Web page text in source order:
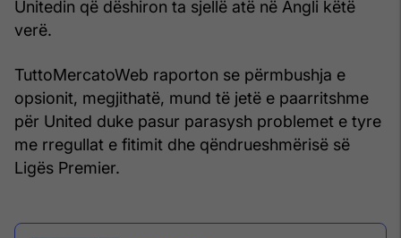
Unitedin që dëshiron ta sjellë atë në Angli këtë
verë.
TuttoMercatoWeb raporton se përmbushja e
opsionit, megjithatë, mund të jetë e paarritshme
për United duke pasur parasysh problemet e tyre
me rregullat e fitimit dhe qëndrueshmërisë së
Ligës Premier.